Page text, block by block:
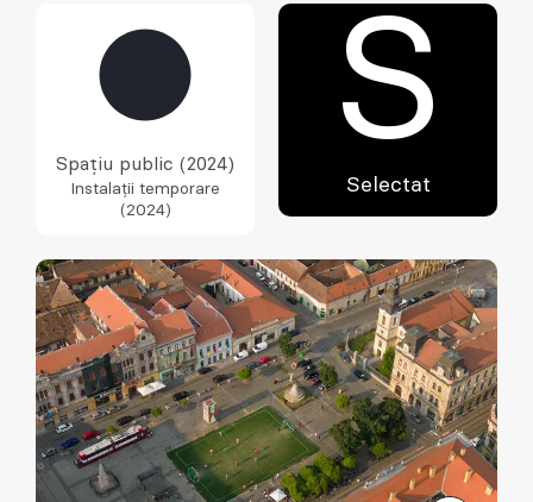
Spațiu public (2024)
Instalații temporare
(2024)
S
Selectat